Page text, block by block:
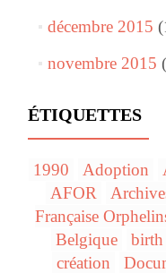
décembre 2015
novembre 2015
ÉTIQUETTES
1990 Adoption
AFOR
Française
Belgique
birth
création